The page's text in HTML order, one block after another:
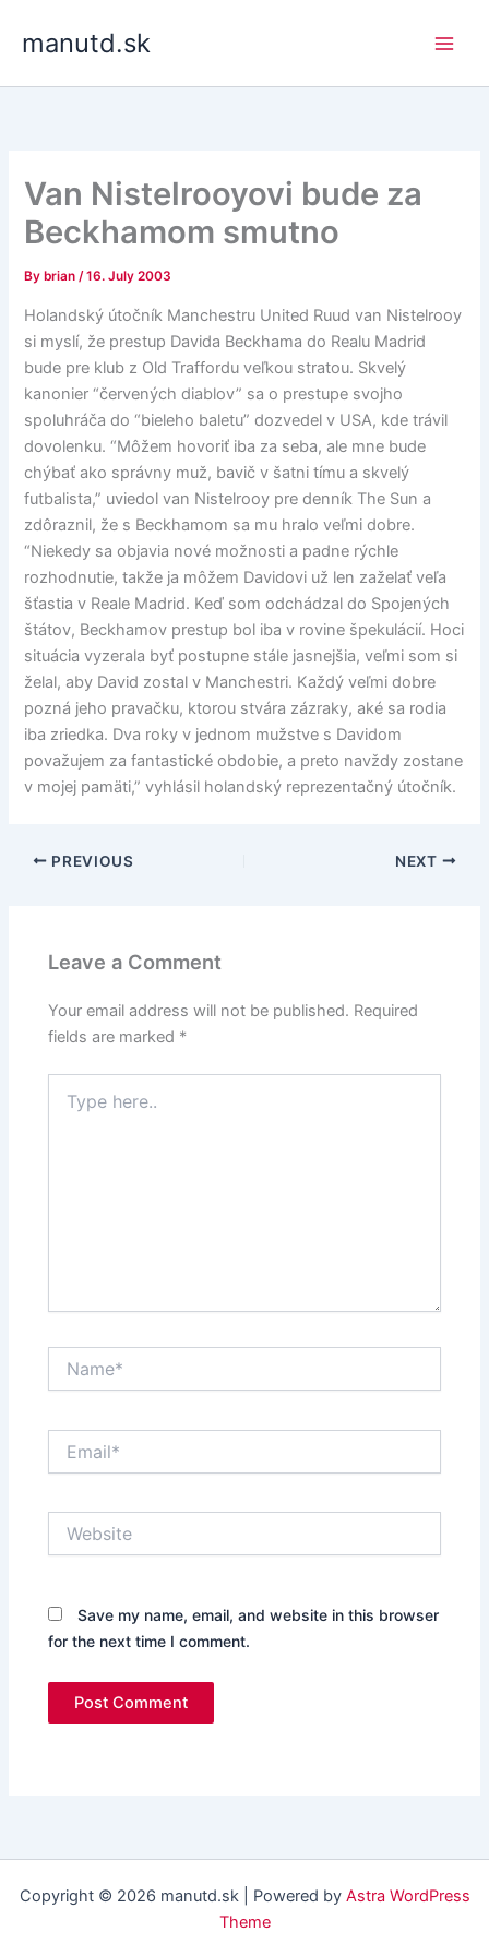
manutd.sk
Van Nistelrooyovi bude za
Beckhamom smutno
By brian/16. July 2003
Holandský útočník Manchestru United Ruud van Nistelrooy
si myslí, že prestup Davida Beckhama do Realu Madrid
bude pre klub z Old Traffordu veľkou stratou. Skvelý
kanonier “červených diablov” sa o prestupe svojho
spoluhráča do “bieleho baletu” dozvedel v USA, kde trávil
dovolenku. “Môžem hovoriť iba za seba, ale mne bude
chýbať ako správny muž, bavič v šatni tímu a skvelý
futbalista,” uviedol van Nistelrooy pre denník The Sun a
zdôraznil, že s Beckhamom sa mu hralo veľmi dobre.
“Niekedy sa objavia nové možnosti a padne rýchle
rozhodnutie, takže ja môžem Davidovi už len zaželať veľa
šťastia v Reale Madrid. Keď som odchádzal do Spojených
štátov, Beckhamov prestup bol iba v rovine špekulácií. Hoci
situácia vyzerala byť postupne stále jasnejšia, veľmi som si
želal, aby David zostal v Manchestri. Každý veľmi dobre
pozná jeho pravačku, ktorou stvára zázraky, aké sa rodia
iba zriedka. Dva roky v jednom mužstve s Davidom
považujem za fantastické obdobie, a preto navždy zostane
v mojej pamäti,” vyhlásil holandský reprezentačný útočník.
PREVIOUS NEXT
Leave a Comment
Your email address will not be published. Required
fields are marked *
here..
Save my name, email, and website in this browser
for the next time I comment.
Copyright © 2026 manutd.sk | Powered by Astra WordPress
Theme